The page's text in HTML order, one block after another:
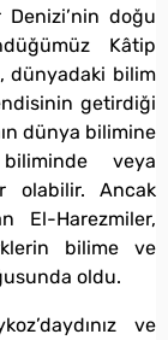
doğu
Kâtip
dünyadaki bilim
getirdiği
dünya bilimine
veya
olabilir. Ancak
El-Harezmiler,
bilime ve
oldu.
ve